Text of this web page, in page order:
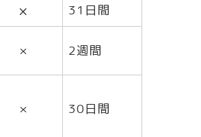
×
31日間
× 2週間
× 30日間